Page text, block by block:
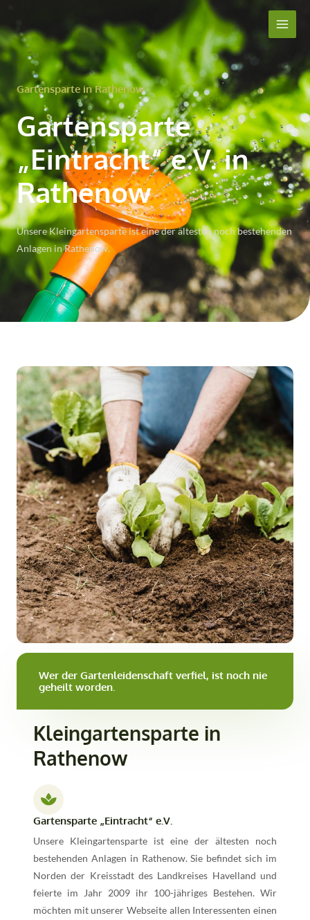
Gartensparte in Rathenow
Gartensparte
„Eintracht“ e.V. in
Rathenow
Unsere Kleingartensparte ist eine der ältesten noch bestehenden
Anlagen in Rathenow.
Wer der Gartenleidenschaft verfiel, ist noch nie
geheilt worden.
Kleingartensparte in
Rathenow
Gartensparte „Eintracht“ e.V.
Unsere Kleingartensparte ist eine der ältesten noch
bestehenden Anlagen in Rathenow. Sie befindet sich im
Norden der Kreisstadt des Landkreises Havelland und
feierte im Jahr 2009 ihr 100-jähriges Bestehen. Wir
möchten mit unserer Webseite allen Interessenten einen